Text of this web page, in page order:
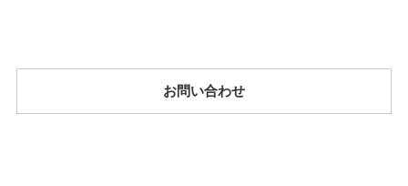
お問い合わせ